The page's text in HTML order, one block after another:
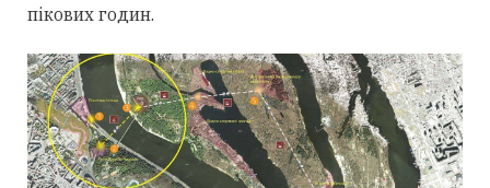
пікових годин.